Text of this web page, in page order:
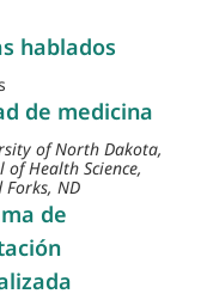
hablados
de medicina
of North Dakota,
of Health Science,
Forks, ND
de